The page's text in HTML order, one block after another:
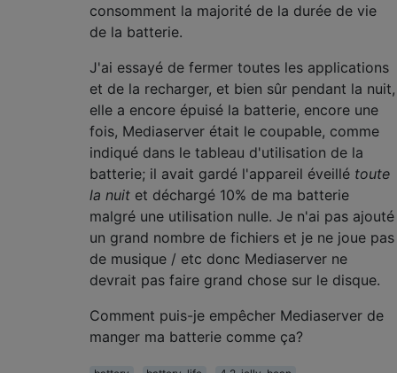
consomment la majorité de la durée de vie
de la batterie.
J'ai essayé de fermer toutes les applications
et de la recharger, et bien sûr pendant la nuit,
elle a encore épuisé la batterie, encore une
fois, Mediaserver était le coupable, comme
indiqué dans le tableau d'utilisation de la
batterie; il avait gardé l'appareil éveillé toute
la nuit et déchargé 10% de ma batterie
malgré une utilisation nulle. Je n'ai pas ajouté
un grand nombre de fichiers et je ne joue pas
de musique / etc donc Mediaserver ne
devrait pas faire grand chose sur le disque.
Comment puis-je empêcher Mediaserver de
manger ma batterie comme ça?